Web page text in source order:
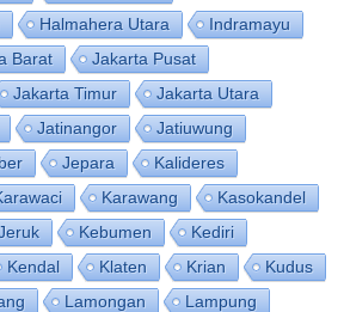
Halmahera Utara
Indramayu
Barat
Jakarta Pusat
Jakarta Timur
Jakarta Utara
Jatinangor
Jatiuwung
Jepara
Kalideres
Karawang
Kasokandel
Kebumen
Kediri
Kendal Klaten Krian
Kudus
Lamongan
Lampung